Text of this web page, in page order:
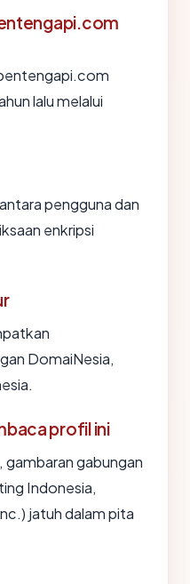
lalu melalui
pengguna dan
enkripsi
DomaiNesia,
profil ini
, gambaran gabungan
Indonesia,
jatuh dalam pita